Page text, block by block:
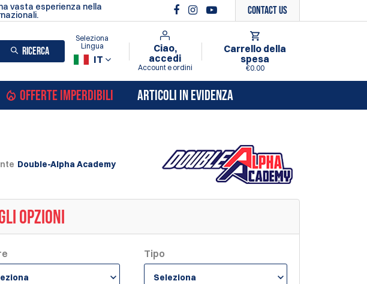
vasta esperienza nella Contact Us
RICERCA
IT
Seleziona
Lingua
Ciao,
accedi
Account e ordini
Carrello della
spesa
€0.00
OFFERTE IMPERDIBILI ARTICOLI IN EVIDENZA
Double-Alpha Academy
OPZIONI
Tipo
Seleziona